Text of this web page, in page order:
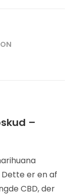
–
er en af
CBD, der